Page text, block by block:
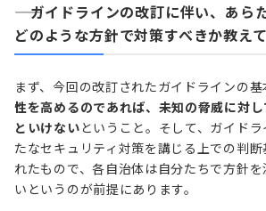
―― ガイドラインの改訂に伴い、あら
どのような方針で対策すべきか教えて
まず、今回の改訂されたガイドラインの
性を高めるのであれば、未知の脅威に対
といけないということ。そして、ガイド
たなセキュリティ対策を講じる上での判
れたもので、各自治体は自分たちで方針
いというのが前提にあります。